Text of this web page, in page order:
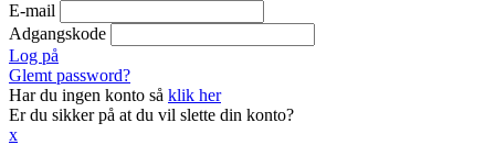
E-mail
Adgangskode
Log på
Glemt password?
Har du ingen konto så klik her
Er du sikker på at du vil slette din konto?
x